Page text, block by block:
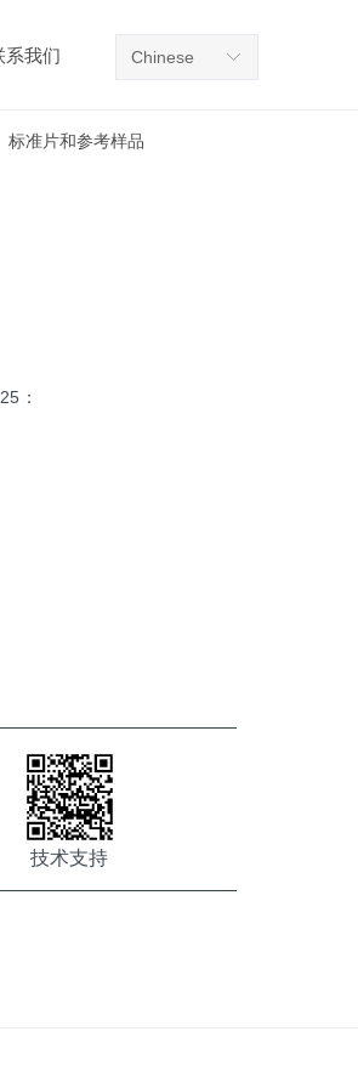
系我们 ꀅ
Chinese
标准片和参考样品
：
技术支持